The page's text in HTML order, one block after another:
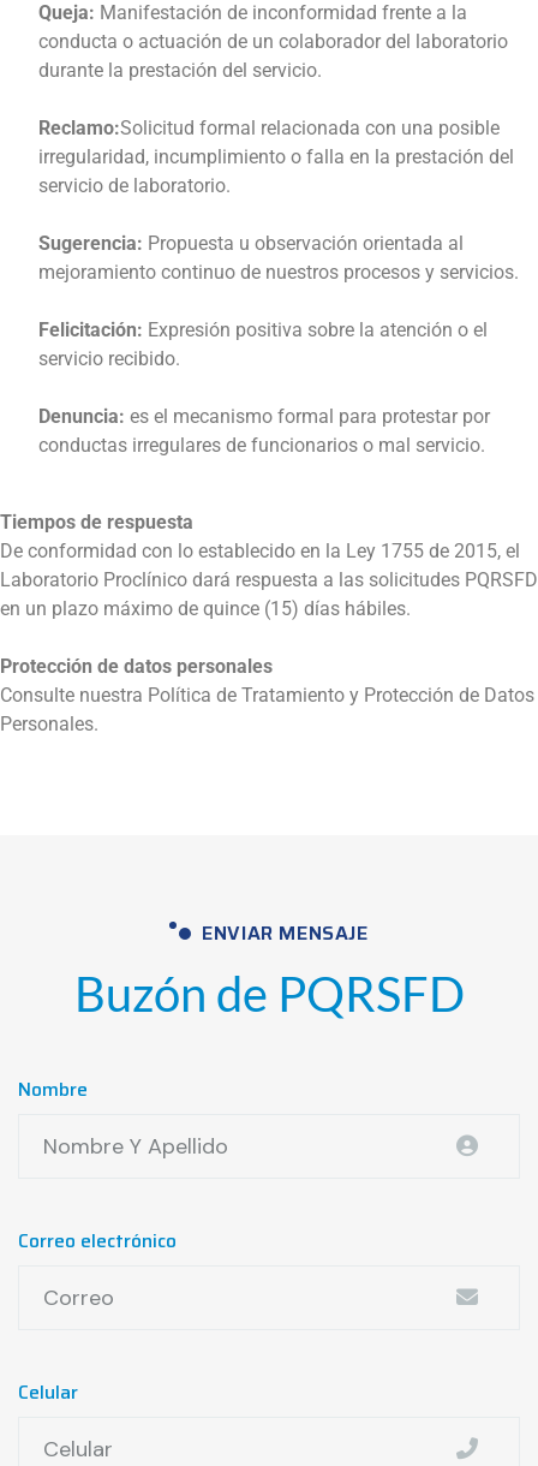
Queja: Manifestación de inconformidad frente a la
conducta o actuación de un colaborador del laboratorio
durante la prestación del servicio.
Reclamo:Solicitud formal relacionada con una posible
irregularidad, incumplimiento o falla en la prestación del
servicio de laboratorio.
Sugerencia: Propuesta u observación orientada al
mejoramiento continuo de nuestros procesos y servicios.
Felicitación: Expresión positiva sobre la atención o el
servicio recibido.
Denuncia: es el mecanismo formal para protestar por
conductas irregulares de funcionarios o mal servicio.
Tiempos de respuesta
De conformidad con lo establecido en la Ley 1755 de 2015, el
Laboratorio Proclínico dará respuesta a las solicitudes PQRSFD
en un plazo máximo de quince (15) días hábiles.
Protección de datos personales
Consulte nuestra Política de Tratamiento y Protección de Datos
Personales.
ENVIAR MENSAJE
Buzón de PQRSFD
Nombre
Correo electrónico
Celular